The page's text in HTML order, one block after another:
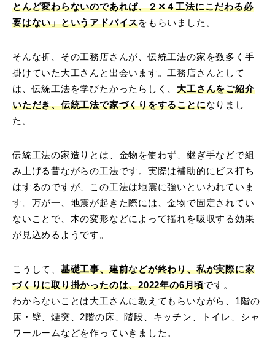
とんど変わらないのであれば、２✕４工法にこだわる必
要はない」というアドバイスをもらいました。
そんな折、その工務店さんが、伝統工法の家を数多く手
掛けていた大工さんと出会います。工務店さんとして
は、伝統工法を学びたかったらしく、大工さんをご紹介
いただき、伝統工法で家づくりをすることになりまし
た。
伝統工法の家造りとは、金物を使わず、継ぎ手などで組
み上げる昔ながらの工法です。実際は補助的にビス打ち
はするのですが、この工法は地震に強いといわれていま
す。万が一、地震が起きた際には、金物で固定されてい
ないことで、木の変形などによって揺れを吸収する効果
が見込めるようです。
こうして、 基礎工事、建前などが終わり、私が実際に家
づくりに取り掛かったのは、2022年の6月頃です。
わからないことは大工さんに教えてもらいながら、1階の
床・壁、煙突、2階の床、階段、キッチン、トイレ、シャ
ワールームなどを作っていきました。